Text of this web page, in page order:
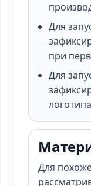
Для
при
Для
Для